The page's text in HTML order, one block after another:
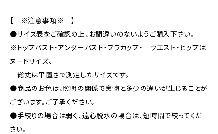
【 ※注意事項※ 】
●サイズ表をご確認の上、お間違いのないようご購入下さい。
※トップバスト・アンダーバスト・ブラカップ・ ウエスト・ヒップは
ヌードサイズ、
総丈は平置きで測定したサイズです。
●商品のお色は、照明の関係で実物と多少の違いが生じることが
ございます。ご了承ください。
●手絞りの場合は弱く、遠心脱水の場合は、短時間で絞ってくだ
さい。